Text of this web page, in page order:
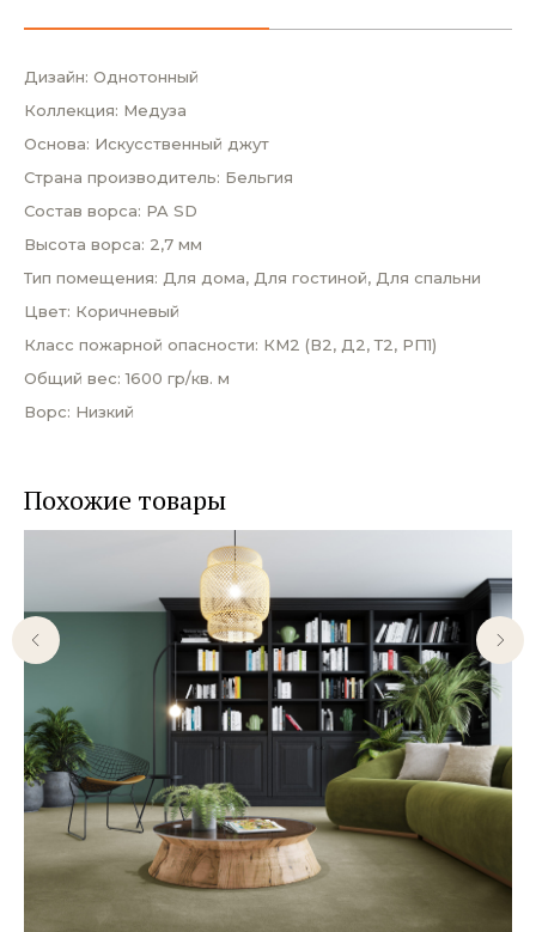
Дизайн: Однотонный
Коллекция: Медуза
Основа: Искусственный джут
Страна производитель: Бельгия
Состав ворса: PA SD
Высота ворса: 2,7 мм
Тип помещения: Для дома, Для гостиной, Для спальни
Цвет: Коричневый
Класс пожарной опасности: КМ2 (В2, Д2, Т2, РП1)
Общий вес: 1600 гр/кв. м
Ворс: Низкий
Похожие товары